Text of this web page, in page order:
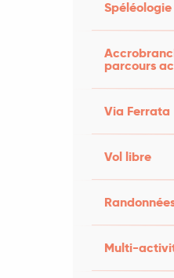
Spéléologie
parcours
Via Ferrata
Vol libre
Multi-
Haydn,
Bizet, Offenbach,
Weil...